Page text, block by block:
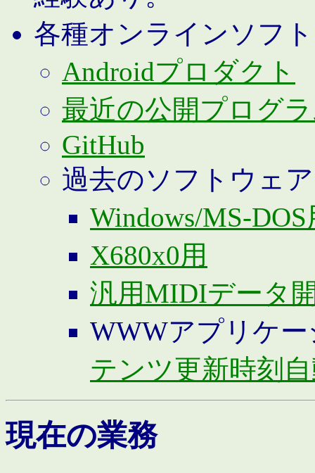
各種オンラインソフ
Androidプロダクト
最近の公開プログ
GitHub
過去のソフトウェア
Windows/MS-DOS
X680x0用
汎用MIDIデータ
WWWアプリケ
テンツ更新時刻
現在の業務